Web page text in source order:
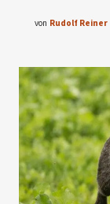
von Rudolf Reiner